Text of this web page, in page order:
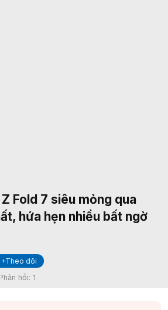
Fold 7 siêu mỏng qua
hứa hẹn nhiều bất ngờ
+Theo dõi
Phản hồi: 1